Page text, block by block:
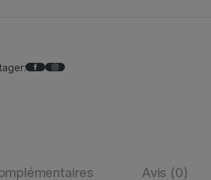
Facebook Instagram
Avis (0)